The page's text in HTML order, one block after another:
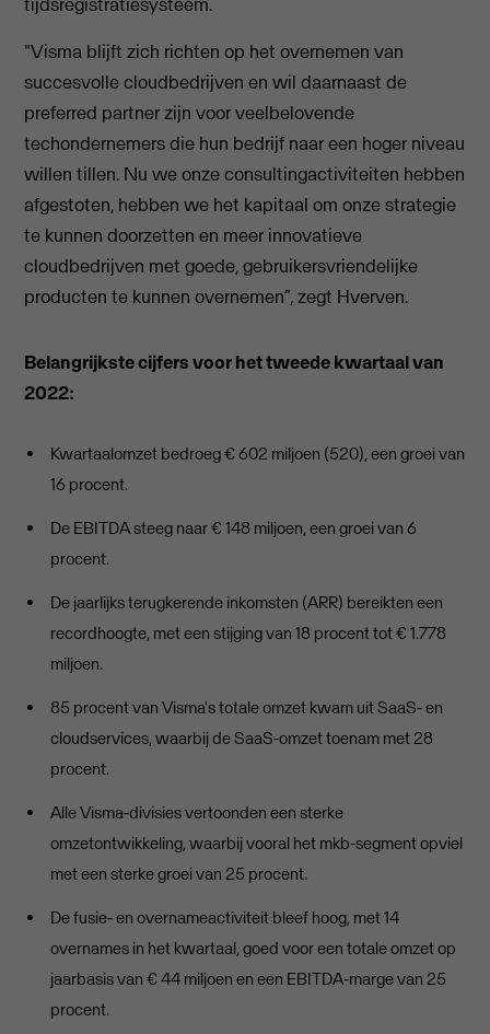
tijdsregistratiesysteem.
"Visma blijft zich richten op het overnemen van
succesvolle cloudbedrijven en wil daarnaast de
preferred partner zijn voor veelbelovende
techondernemers die hun bedrijf naar een hoger niveau
willen tillen. Nu we onze consultingactiviteiten hebben
afgestoten, hebben we het kapitaal om onze strategie
te kunnen doorzetten en meer innovatieve
cloudbedrijven met goede, gebruikersvriendelijke
producten te kunnen overnemen”, zegt Hverven.
Belangrijkste cijfers voor het tweede kwartaal van
2022:
Kwartaalomzet bedroeg € 602 miljoen (520), een groei van
16 procent.
De EBITDA steeg naar € 148 miljoen, een groei van 6
procent.
De jaarlijks terugkerende inkomsten (ARR) bereikten een
recordhoogte, met een stijging van 18 procent tot € 1.778
miljoen.
85 procent van Visma's totale omzet kwam uit SaaS- en
cloudservices, waarbij de SaaS-omzet toenam met 28
procent.
Alle Visma-divisies vertoonden een sterke
omzetontwikkeling, waarbij vooral het mkb-segment opviel
met een sterke groei van 25 procent.
De fusie- en overnameactiviteit bleef hoog, met 14
overnames in het kwartaal, goed voor een totale omzet op
jaarbasis van € 44 miljoen en een EBITDA-marge van 25
procent.